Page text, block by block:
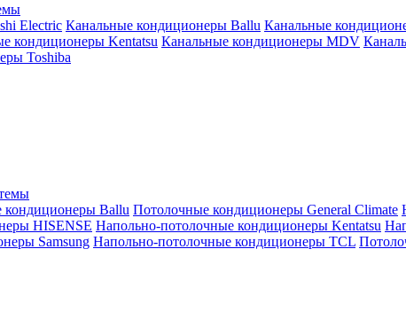
Electric Канальные кондиционеры Ballu Канальные
кондиционеры Kentatsu Канальные кондиционеры MDV
Toshiba
кондиционеры Ballu Потолочные кондиционеры General Climate
HISENSE Напольно-потолочные кондиционеры Kentatsu
Samsung Напольно-потолочные кондиционеры TCL